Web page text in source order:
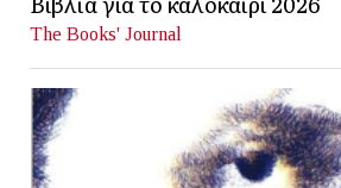
The Books' Journal